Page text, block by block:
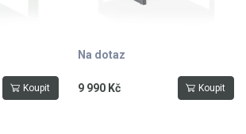
Koupit
Na dotaz
9 990 Kč Koupit